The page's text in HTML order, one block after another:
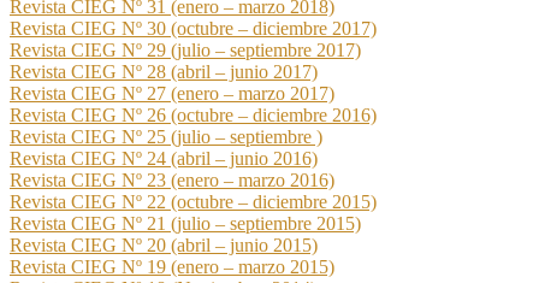
Revista CIEG Nº 19 (enero – marzo 2015)
Revista CIEG Nº 20 (abril – junio 2015)
Revista CIEG Nº 21 (julio – septiembre 2015)
Revista CIEG Nº 22 (octubre – diciembre 2015)
Revista CIEG Nº 23 (enero – marzo 2016)
Revista CIEG Nº 24 (abril – junio 2016)
Revista CIEG Nº 25 (julio – septiembre )
Revista CIEG Nº 26 (octubre – diciembre 2016)
Revista CIEG Nº 27 (enero – marzo 2017)
Revista CIEG Nº 28 (abril – junio 2017)
Revista CIEG Nº 29 (julio – septiembre 2017)
Revista CIEG Nº 30 (octubre – diciembre 2017)
Revista CIEG Nº 31 (enero – marzo 2018)